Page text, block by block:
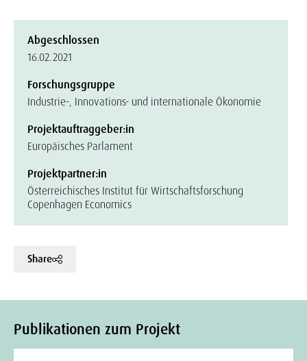
Abgeschlossen
16.02.2021
Forschungsgruppe
Industrie-, Innovations- und internationale Ökonomie
Projektauftraggeber:in
Europäisches Parlament
Projektpartner:in
Österreichisches Institut für Wirtschaftsforschung
Copenhagen Economics
Share
Publikationen zum Projekt